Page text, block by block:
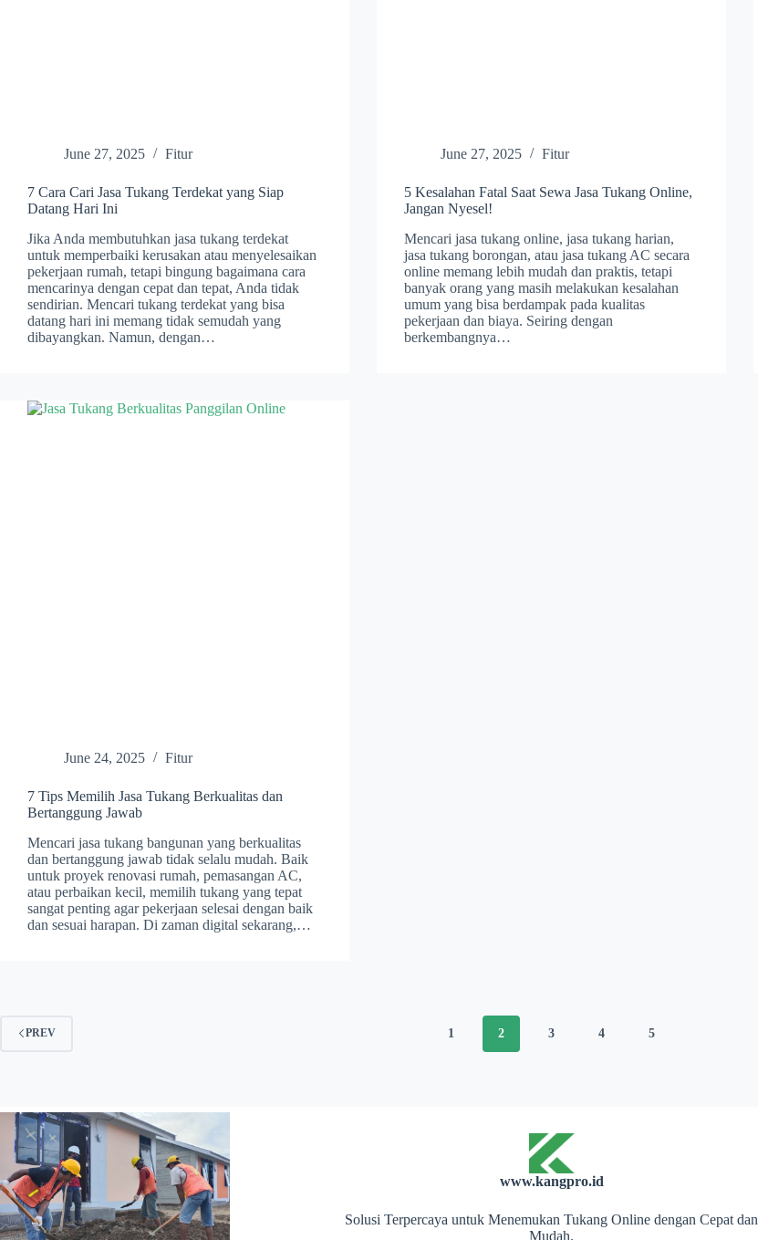
June 27, 2025 Fitur
7 Cara Cari Jasa Tukang Terdekat yang Siap
Datang Hari Ini
Jika Anda membutuhkan jasa tukang terdekat
untuk memperbaiki kerusakan atau menyelesaikan
pekerjaan rumah, tetapi bingung bagaimana cara
mencarinya dengan cepat dan tepat, Anda tidak
sendirian. Mencari tukang terdekat yang bisa
datang hari ini memang tidak semudah yang
dibayangkan. Namun, dengan…
June 27, 2025 Fitur
5 Kesalahan Fatal Saat Sewa Jasa Tukang Online,
Jangan Nyesel!
Mencari jasa tukang online, jasa tukang harian,
jasa tukang borongan, atau jasa tukang AC secara
online memang lebih mudah dan praktis, tetapi
banyak orang yang masih melakukan kesalahan
umum yang bisa berdampak pada kualitas
pekerjaan dan biaya. Seiring dengan
berkembangnya…
June 24, 2025 Fitur
7 Tips Memilih Jasa Tukang Berkualitas dan
Bertanggung Jawab
Mencari jasa tukang bangunan yang berkualitas
dan bertanggung jawab tidak selalu mudah. Baik
untuk proyek renovasi rumah, pemasangan AC,
atau perbaikan kecil, memilih tukang yang tepat
sangat penting agar pekerjaan selesai dengan baik
dan sesuai harapan. Di zaman digital sekarang,…
PREV 1 2 3 4 5
www.kangpro.id
Solusi Terpercaya untuk Menemukan Tukang Online dengan Cepat dan
Mudah.